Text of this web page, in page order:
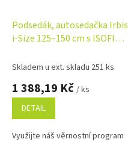
Podsedák, autosedačka Irbis
i-Size 125–150 cm s ISOFIX -
Skladem u ext. skladu 251 ks
1 388,19 Kč / ks
DETAIL
Využijte náš věrnostní program